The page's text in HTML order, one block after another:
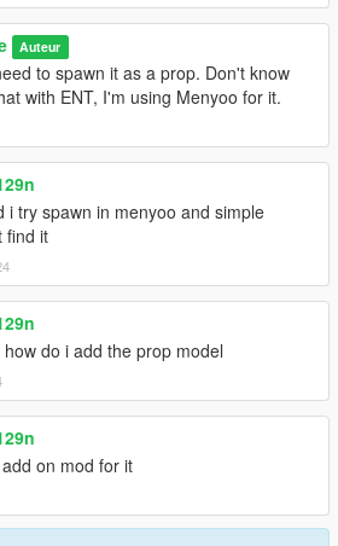
Auteur
to spawn it as a prop. Don't know
with ENT, I'm using Menyoo for it.
i try spawn in menyoo and simple
find it
do i add the prop model
on mod for it